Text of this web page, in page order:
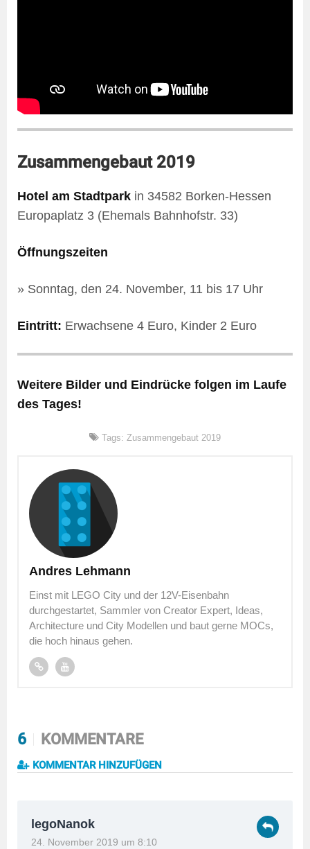
Zusammengebaut 2019
Hotel am Stadtpark in 34582 Borken-Hessen
Europaplatz 3 (Ehemals Bahnhofstr. 33)
Öffnungszeiten
» Sonntag, den 24. November, 11 bis 17 Uhr
Eintritt: Erwachsene 4 Euro, Kinder 2 Euro
Weitere Bilder und Eindrücke folgen im Laufe
des Tages!
Tags: Zusammengebaut 2019
Andres Lehmann
Einst mit LEGO City und der 12V-Eisenbahn
durchgestartet, Sammler von Creator Expert, Ideas,
Architecture und City Modellen und baut gerne MOCs,
die hoch hinaus gehen.
6 KOMMENTARE
KOMMENTAR HINZUFÜGEN
legoNanok
24. November 2019 um 8:10